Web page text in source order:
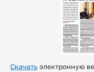
Скачатьэлектронную